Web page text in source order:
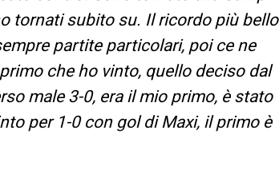
tornati subito su. Il ricordo più bello
partite particolari, poi ce ne
che ho vinto, quello deciso dal
male 3-0, era il mio primo, è stato
per 1-0 con gol di Maxi, il primo è